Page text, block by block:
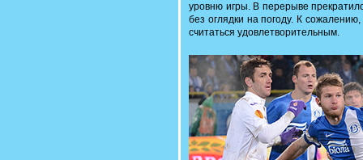
уровню игры. В перерыве
без оглядки на погоду. К
считаться удовлетворительным.